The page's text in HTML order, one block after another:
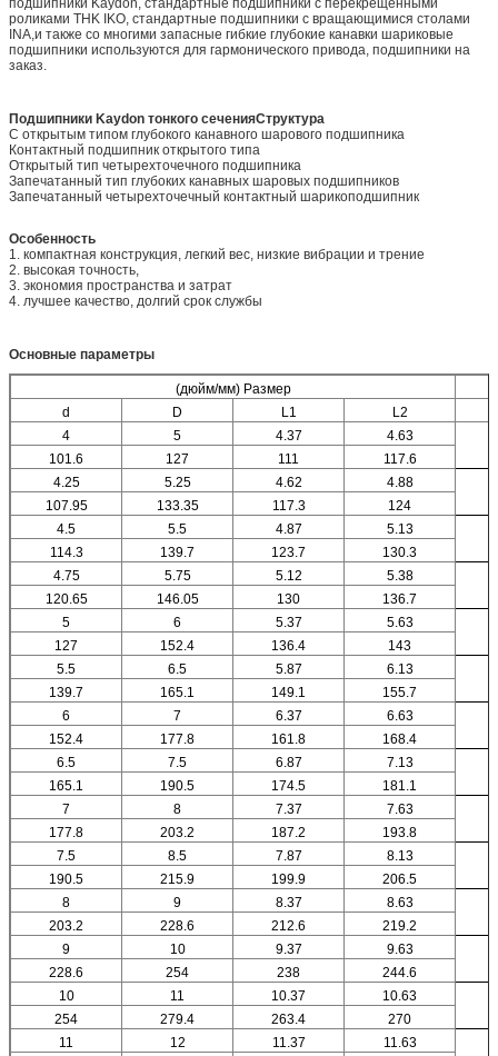
подшипники Kaydon, стандартные подшипники с перекрещенными
роликами THK IKO, стандартные подшипники с вращающимися столами
INA,и также со многими запасные гибкие глубокие канавки шариковые
подшипники используются для гармонического привода, подшипники на
заказ.
Подшипники Kaydon тонкого сеченияСтруктура
С открытым типом глубокого канавного шарового подшипника
Контактный подшипник открытого типа
Открытый тип четырехточечного подшипника
Запечатанный тип глубоких канавных шаровых подшипников
Запечатанный четырехточечный контактный шарикоподшипник
Особенность
1. компактная конструкция, легкий вес, низкие вибрации и трение
2. высокая точность,
3. экономия пространства и затрат
4. лучшее качество, долгий срок службы
Основные параметры
(дюйм/мм) Размер
d
D L1 L2
4
5 4.37 4.63
101.6 127 111
117.6
4.25
5.25 4.62 4.88
107.95 133.35 117.3
124
4.5
5.5 4.87 5.13
114.3 139.7 123.7
130.3
4.75
5.75 5.12 5.38
120.65 146.05 130
136.7
5
6 5.37 5.63
127 152.4 136.4
143
5.5
6.5 5.87 6.13
139.7 165.1 149.1
155.7
6
7 6.37 6.63
152.4 177.8 161.8
168.4
6.5
7.5 6.87 7.13
165.1 190.5 174.5
181.1
7
8 7.37 7.63
177.8 203.2 187.2
193.8
7.5
8.5 7.87 8.13
190.5 215.9 199.9
206.5
8
9 8.37 8.63
203.2 228.6 212.6
219.2
9
10 9.37 9.63
228.6 254 238
244.6
10
11 10.37 10.63
254 279.4 263.4
270
11
12 11.37 11.63